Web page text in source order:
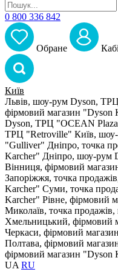
0 800 336 842
Обране
Київ
Львів, шоу-рум Dyson,
фірмовий магазин "Dyson
Dyson, ТРЦ "OCEAN
ТРЦ "Retroville" Київ,
"Gulliver" Дніпро, точка
Karcher" Дніпро, шоу-
Вінниця, фірмовий
Запоріжжя, точка
Karcher" Суми, точка
Karcher" Рівне, фірмовий
Миколаїв, точка
Хмельницький, фірмовий
Черкаси, фірмовий
Полтава, фірмовий
фірмовий магазин "Dyson
UA RU